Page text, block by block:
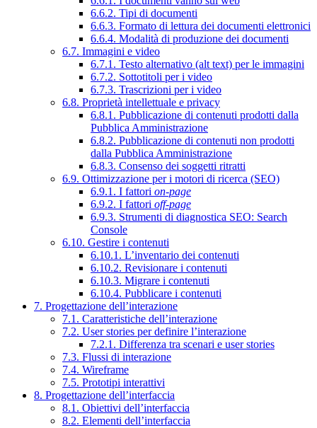
6.6.2. Tipi di documenti
6.6.3. Formato di lettura dei documenti elettronici
6.6.4. Modalità di produzione dei documenti
6.7. Immagini e video
6.7.1. Testo alternativo (alt text) per le immagini
6.7.2. Sottotitoli per i video
6.7.3. Trascrizioni per i video
6.8. Proprietà intellettuale e privacy
6.8.1. Pubblicazione di contenuti prodotti dalla
Pubblica Amministrazione
6.8.2. Pubblicazione di contenuti non prodotti
dalla Pubblica Amministrazione
6.8.3. Consenso dei soggetti ritratti
6.9. Ottimizzazione per i motori di ricerca (SEO)
6.9.1. I fattori on-page
6.9.2. I fattori off-page
6.9.3. Strumenti di diagnostica SEO: Search
Console
6.10. Gestire i contenuti
6.10.1. L’inventario dei contenuti
6.10.2. Revisionare i contenuti
6.10.3. Migrare i contenuti
6.10.4. Pubblicare i contenuti
7. Progettazione dell’interazione
7.1. Caratteristiche dell’interazione
7.2. User stories per definire l’interazione
7.2.1. Differenza tra scenari e user stories
7.3. Flussi di interazione
7.4. Wireframe
7.5. Prototipi interattivi
8. Progettazione dell’interfaccia
8.1. Obiettivi dell’interfaccia
8.2. Elementi dell’interfaccia